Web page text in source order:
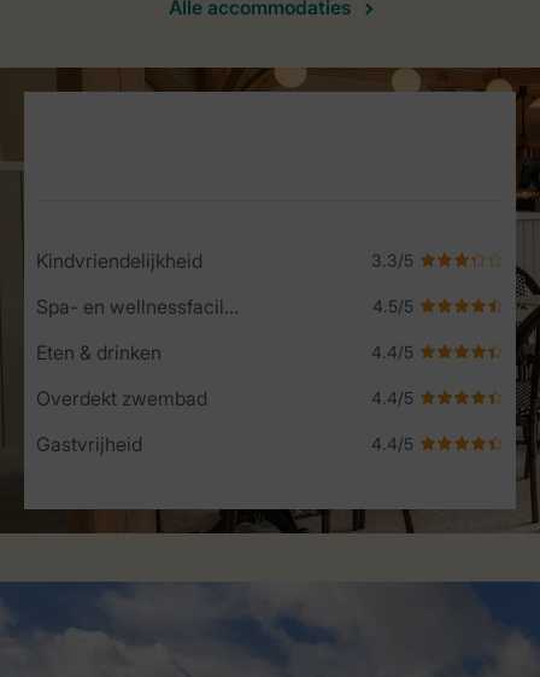
Alle accommodaties
Service Rating from our guests
Kindvriendelijkheid
Spa- en wellnessfaciliteiten
Eten & drinken
Overdekt zwembad
Gastvrijheid